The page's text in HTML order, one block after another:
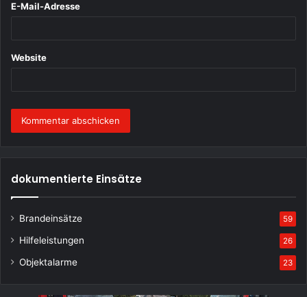
E-Mail-Adresse
Website
dokumentierte Einsätze
Brandeinsätze 59
Hilfeleistungen 26
Objektalarme 23